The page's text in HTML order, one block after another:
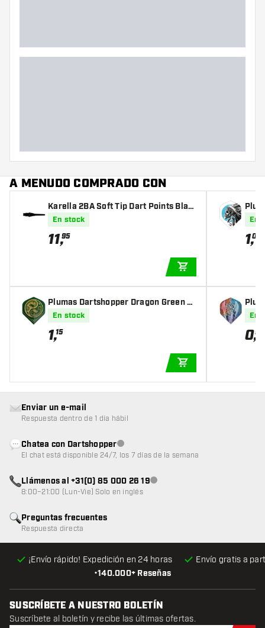
Largo del barril (mm)
A MENUDO COMPRADO CON
Karella 2BA Soft Tip Dart Points Blac
k Small - 1000 Pack
En stock
11,95
Plumas Dartshopper Dragon Green N
O2
En stock
1,15
En
1,00
En
0,95
•140.000+ Reseñas
¡Envío rápido! Expedición en 24 horas Envío gratis a
Preguntas frecuentes
Respuesta directa
Enviar un e-mail
Respuesta dentro de 1 día hábil
Chatea con DartshopperAtención al cliente no disponible
El chat está disponible 24/7, los 7 días de la semana
Llámenos al +31(0) 85 000 26 19Atención al cliente no disponible
8:00–21:00 (Lun-Vie) Solo en inglés
SUSCRÍBETE A NUESTRO BOLETÍN
Suscríbete al boletín y recibe las últimas ofertas.